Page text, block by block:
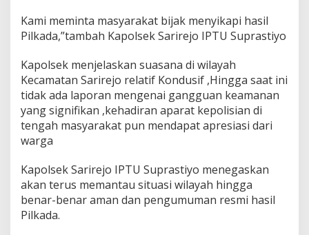
Kami meminta masyarakat bijak menyikapi hasil
Pilkada,”tambah Kapolsek Sarirejo IPTU Suprastiyo
Kapolsek menjelaskan suasana di wilayah
Kecamatan Sarirejo relatif Kondusif ,Hingga saat ini
tidak ada laporan mengenai gangguan keamanan
yang signifikan ,kehadiran aparat kepolisian di
tengah masyarakat pun mendapat apresiasi dari
warga
Kapolsek Sarirejo IPTU Suprastiyo menegaskan
akan terus memantau situasi wilayah hingga
benar-benar aman dan pengumuman resmi hasil
Pilkada.